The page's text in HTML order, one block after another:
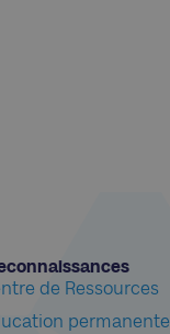
de Ressources
permanente